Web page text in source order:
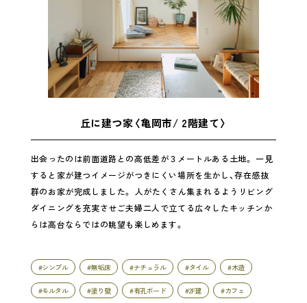
丘に建つ家〈亀岡市/ 2階建て〉
出会ったのは前面道路との高低差が３メートルある土地。 一見
すると家が建つイメージがつきにくい場所を生かし、存在感抜
群のお家が完成しました。 人がたくさん集まれるようリビング
ダイニングを充実させご夫婦二人で立てる広々したキッチンか
らは高台ならではの眺望も楽しめます。
#シンプル #無垢床 #ナチュラル #タイル #木造
#モルタル #塗り壁 #有孔ボード #2F建 #カフェ